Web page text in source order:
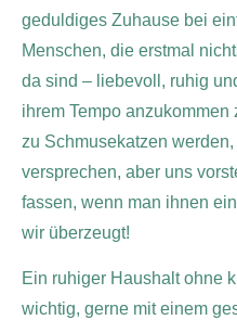
geduldiges Zuhause bei
Menschen, die erstmal
da sind – liebevoll, ruhig
ihrem Tempo
zu Schmusekatzen
versprechen, aber uns
fassen, wenn man ihnen
wir überzeugt!
Ein ruhiger Haushalt ohne
wichtig, gerne mit einem